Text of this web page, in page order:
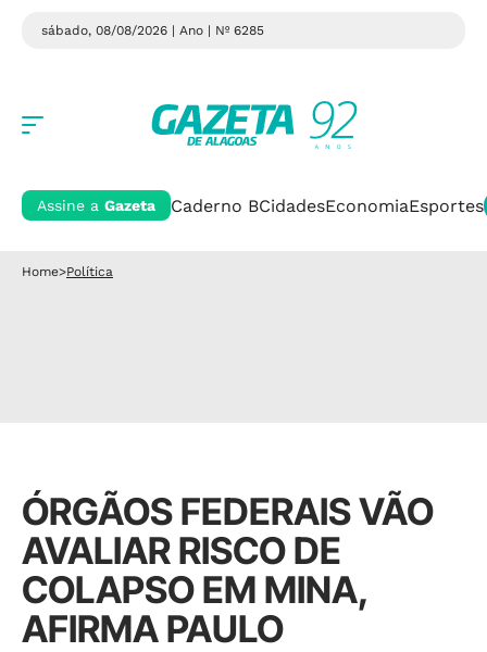
sábado, 08/08/2026 | Ano | Nº 6285
Assine a Gazeta Caderno BCidadesEconomiaEsportes
Home>Política
ÓRGÃOS FEDERAIS VÃO
AVALIAR RISCO DE
COLAPSO EM MINA,
AFIRMA PAULO